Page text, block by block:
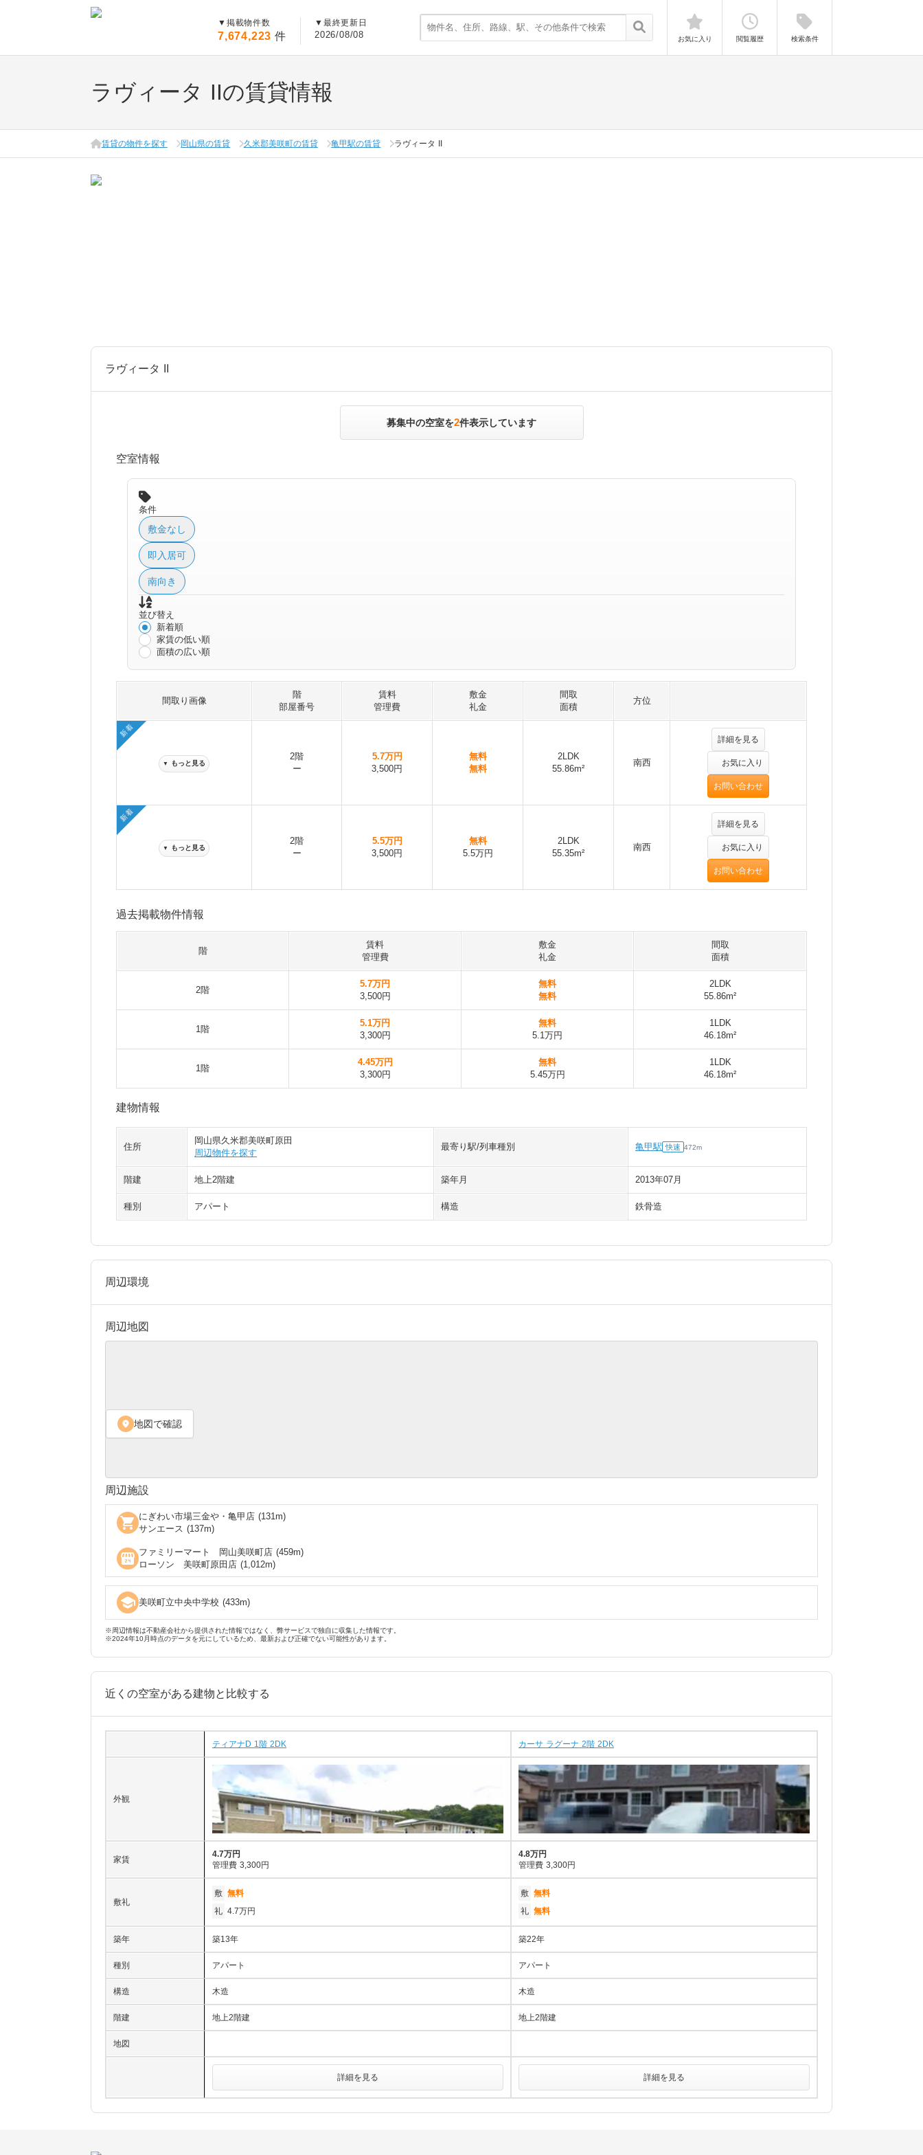
▼ 掲載物件数
7,674,223 件
▼ 最終更新日
2026/08/08 お気に入り 閲覧履歴 検索条件
ラヴィータ IIの賃貸情報
賃貸の物件を探す 岡山県の賃貸 久米郡美咲町の賃貸 亀甲駅の賃貸 ラヴィータ II
ラヴィータ II
募集中の空室を2件表示しています
空室情報
条件
敷金なし
即入居可
南向き
並び替え
新着順
家賃の低い順
面積の広い順
間取り画像
階
部屋番号
賃料
管理費
敷金
礼金
間取
面積
方位
新着
▼ もっと見る
2階
ー
5.7万円
3,500円
無料
無料
2LDK
55.86m²
南西
詳細を見る
お気に入り
お問い合わせ
新着
▼ もっと見る
2階
ー
5.5万円
3,500円
無料
5.5万円
2LDK
55.35m²
南西
詳細を見る
お気に入り
お問い合わせ
過去掲載物件情報
階
賃料
管理費
敷金
礼金
間取
面積
2階
5.7万円
3,500円
無料
無料
2LDK
55.86m²
1階
5.1万円
3,300円
無料
5.1万円
1LDK
46.18m²
1階
4.45万円
3,300円
無料
5.45万円
1LDK
46.18m²
建物情報
住所
岡山県久米郡美咲町原田
周辺物件を探す
最寄り駅/列車種別 亀甲駅 快速 472m
階建 地上2階建 築年月 2013年07月
種別 アパート 構造 鉄骨造
周辺環境
周辺地図
location_on 地図で確認
周辺施設
shopping_cart にぎわい市場三金や・亀甲店 (131m)
サンエース (137m)
local_convenience_store ファミリーマート 岡山美咲町店 (459m)
ローソン 美咲町原田店 (1,012m)
school 美咲町立中央中学校 (433m)
※周辺情報は不動産会社から提供された情報ではなく、弊サービスで独自に収集した情報です。
※2024年10月時点のデータを元にしているため、最新および正確でない可能性があります。
近くの空室がある建物と比較する
ティアナD 1階 2DK カーサ ラグーナ 2階 2DK
外観
家賃
4.7万円
管理費 3,300円
4.8万円
管理費 3,300円
敷礼
敷 無料
礼 4.7万円
敷 無料
礼 無料
築年 築13年 築22年
種別 アパート アパート
構造 木造 木造
階建 地上2階建 地上2階建
地図
詳細を見る 詳細を見る